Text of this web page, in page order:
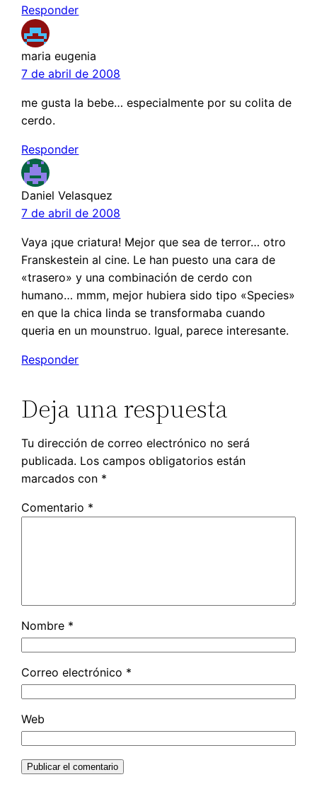
Responder
maria eugenia
7 de abril de 2008
me gusta la bebe… especialmente por su colita de
cerdo.
Responder
Daniel Velasquez
7 de abril de 2008
Vaya ¡que criatura! Mejor que sea de terror… otro
Franskestein al cine. Le han puesto una cara de
«trasero» y una combinación de cerdo con
humano… mmm, mejor hubiera sido tipo «Species»
en que la chica linda se transformaba cuando
queria en un mounstruo. Igual, parece interesante.
Responder
Deja una respuesta
Tu dirección de correo electrónico no será
publicada. Los campos obligatorios están
marcados con *
Comentario *
Nombre *
Correo electrónico *
Web